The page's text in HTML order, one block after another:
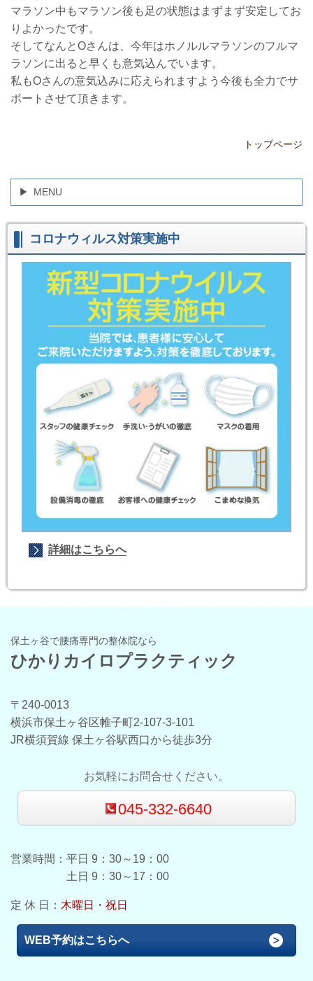
マラソン中もマラソン後も足の状態はまずまず安定してお
りよかったです。
そしてなんとOさんは、今年はホノルルマラソンのフルマ
ラソンに出ると早くも意気込んでいます。
私もOさんの意気込みに応えられますよう今後も全力でサ
ポートさせて頂きます。
トップページ
MENU
コロナウィルス対策実施中
詳細はこちらへ
保土ヶ谷で腰痛専門の整体院なら
ひかりカイロプラクティック
〒240-0013
横浜市保土ヶ谷区帷子町2-107-3-101
JR横須賀線 保土ヶ谷駅西口から徒歩3分
お気軽にお問合せください。
045-332-6640
営業時間：平日 9：30～19：00
土日 9：30～17：00
定 休 日： 木曜日・祝日
WEB予約はこちらへ